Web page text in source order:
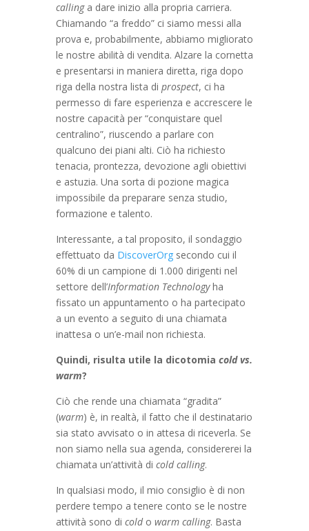
callinga dare inizio alla propria carriera.
Chiamando “a freddo” ci siamo messi alla
prova e, probabilmente, abbiamo migliorato
le nostre abilità di vendita. Alzare la cornetta
e presentarsi in maniera diretta, riga dopo
riga della nostra lista di prospect, ci ha
permesso di fare esperienza e accrescere le
nostre capacità per “conquistare quel
centralino”, riuscendo a parlare con
qualcuno dei piani alti. Ciò ha richiesto
tenacia, prontezza, devozione agli obiettivi
e astuzia. Una sorta di pozione magica
impossibile da preparare senza studio,
formazione e talento.
Interessante, a tal proposito, il sondaggio
effettuato da DiscoverOrgsecondo cui il
60% di un campione di 1.000 dirigenti nel
settore dell’Information Technologyha
fissato un appuntamento o ha partecipato
a un evento a seguito di una chiamata
inattesa o un’e-mail non richiesta.
Quindi, risulta utile la dicotomia cold vs.
warm?
Ciò che rende una chiamata “gradita”
(warm) è, in realtà, il fatto che il destinatario
sia stato avvisato o in attesa di riceverla. Se
non siamo nella sua agenda, considererei la
chiamata un’attività di cold calling.
In qualsiasi modo, il mio consiglio è di non
perdere tempo a tenere conto se le nostre
attività sono di coldo warm calling. Basta